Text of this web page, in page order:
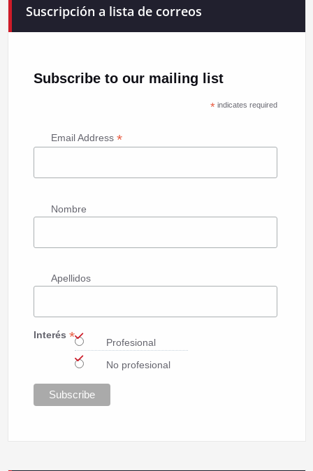
Suscripción a lista de correos
Subscribe to our mailing list
*indicates required
Email Address *
Nombre
Apellidos
Interés *
Profesional
No profesional